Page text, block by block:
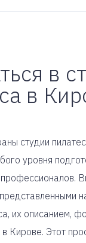
в
в
студии
уровня
их описанием,
Кирове. Этот